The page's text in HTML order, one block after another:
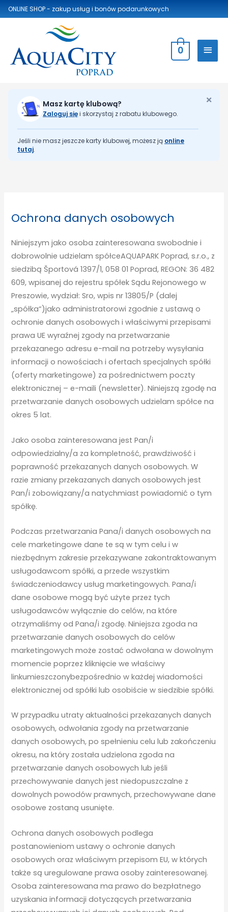
ONLINE SHOP - zakup usług i bonów podarunkowych
0
×
Masz kartę klubową?
Zaloguj sięi skorzystaj z rabatu klubowego.
Jeśli nie masz jeszcze karty klubowej, możesz ją online
tutaj.
Ochrona danych osobowych
Niniejszym jako osoba zainteresowana swobodnie i
dobrowolnie udzielam spółceAQUAPARK Poprad, s.r.o., z
siedzibą Športová 1397/1, 058 01 Poprad, REGON: 36 482
609, wpisanej do rejestru spółek Sądu Rejonowego w
Preszowie, wydział: Sro, wpis nr 13805/P (dalej
„spółka“)jako administratorowi zgodnie z ustawą o
ochronie danych osobowych i właściwymi przepisami
prawa UE wyraźnej zgody na przetwarzanie
przekazanego adresu e-mail na potrzeby wysyłania
informacji o nowościach i ofertach specjalnych spółki
(oferty marketingowe) za pośrednictwem poczty
elektronicznej – e-maili (newsletter). Niniejszą zgodę na
przetwarzanie danych osobowych udzielam spółce na
okres 5 lat.
Jako osoba zainteresowana jest Pan/i
odpowiedzialny/a za kompletność, prawdziwość i
poprawność przekazanych danych osobowych. W
razie zmiany przekazanych danych osobowych jest
Pan/i zobowiązany/a natychmiast powiadomić o tym
spółkę.
Podczas przetwarzania Pana/i danych osobowych na
cele marketingowe dane te są w tym celu i w
niezbędnym zakresie przekazywane zakontraktowanym
usługodawcom spółki, a przede wszystkim
świadczeniodawcy usług marketingowych. Pana/i
dane osobowe mogą być użyte przez tych
usługodawców wyłącznie do celów, na które
otrzymaliśmy od Pana/i zgodę. Niniejsza zgoda na
przetwarzanie danych osobowych do celów
marketingowych może zostać odwołana w dowolnym
momencie poprzez kliknięcie we właściwy
linkumieszczonybezpośrednio w każdej wiadomości
elektronicznej od spółki lub osobiście w siedzibie spółki.
W przypadku utraty aktualności przekazanych danych
osobowych, odwołania zgody na przetwarzanie
danych osobowych, po spełnieniu celu lub zakończeniu
okresu, na który została udzielona zgoda na
przetwarzanie danych osobowych lub jeśli
przechowywanie danych jest niedopuszczalne z
dowolnych powodów prawnych, przechowywane dane
osobowe zostaną usunięte.
Ochrona danych osobowych podlega
postanowieniom ustawy o ochronie danych
osobowych oraz właściwym przepisom EU, w których
także są uregulowane prawa osoby zainteresowanej.
Osoba zainteresowana ma prawo do bezpłatnego
uzyskania informacji dotyczących przetwarzania